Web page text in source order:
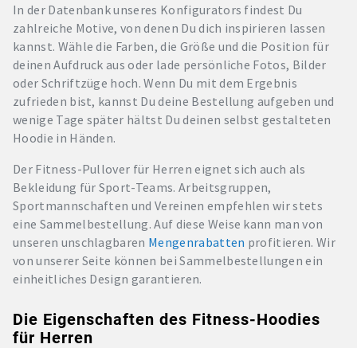
In der Datenbank unseres Konfigurators findest Du
zahlreiche Motive, von denen Du dich inspirieren lassen
kannst. Wähle die Farben, die Größe und die Position für
deinen Aufdruck aus oder lade persönliche Fotos, Bilder
oder Schriftzüge hoch. Wenn Du mit dem Ergebnis
zufrieden bist, kannst Du deine Bestellung aufgeben und
wenige Tage später hältst Du deinen selbst gestalteten
Hoodie in Händen.
Der Fitness-Pullover für Herren eignet sich auch als
Bekleidung für Sport-Teams. Arbeitsgruppen,
Sportmannschaften und Vereinen empfehlen wir stets
eine Sammelbestellung. Auf diese Weise kann man von
unseren unschlagbaren Mengenrabatten profitieren. Wir
von unserer Seite können bei Sammelbestellungen ein
einheitliches Design garantieren.
Die Eigenschaften des Fitness-Hoodies
für Herren